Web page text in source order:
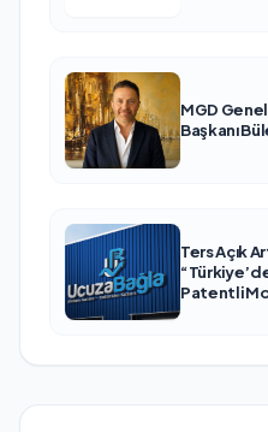
MGD Genel
Başkanı
Ters Açık
Patentli